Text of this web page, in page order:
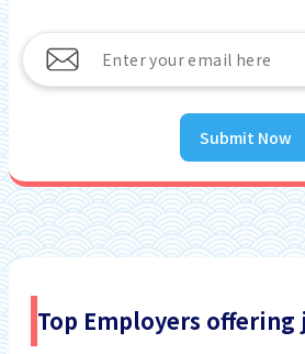
Submit Now
Top Employers offering